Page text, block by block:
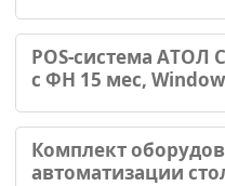
POS-система АТОЛ
с ФН 15 мес,
Комплект
автоматизации